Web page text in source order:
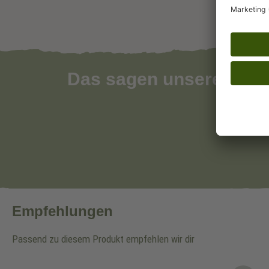
Das sagen unsere
Empfehlungen
Passend zu diesem Produkt empfehlen wir dir